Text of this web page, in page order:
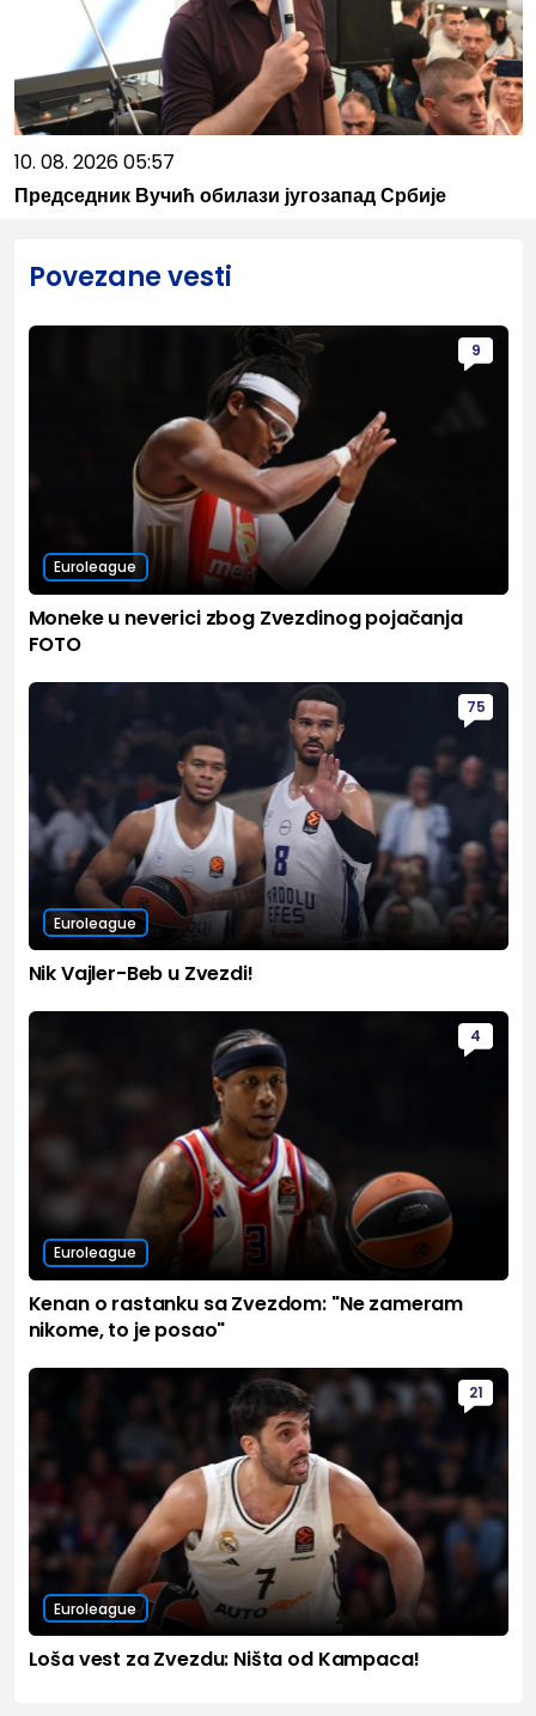
10. 08. 2026 05:57
Председник Вучић обилази југозапад Србије
Povezane vesti
9
Euroleague
Moneke u neverici zbog Zvezdinog pojačanja
FOTO
75
Euroleague
Nik Vajler-Beb u Zvezdi!
4
Euroleague
Kenan o rastanku sa Zvezdom: "Ne zameram
nikome, to je posao"
21
Euroleague
Loša vest za Zvezdu: Ništa od Kampaca!